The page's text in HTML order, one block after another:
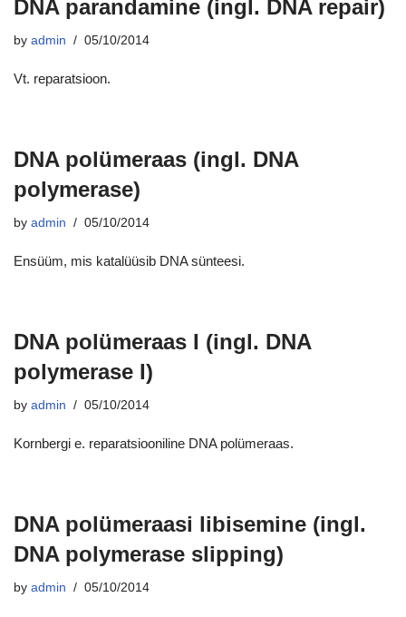
DNA parandamine (ingl. DNA repair)
by admin 05/10/2014
Vt. reparatsioon.
DNA polümeraas (ingl. DNA
polymerase)
by admin 05/10/2014
Ensüüm, mis katalüüsib DNA sünteesi.
DNA polümeraas I (ingl. DNA
polymerase I)
by admin 05/10/2014
Kornbergi e. reparatsiooniline DNA polümeraas.
DNA polümeraasi libisemine (ingl.
DNA polymerase slipping)
by admin 05/10/2014